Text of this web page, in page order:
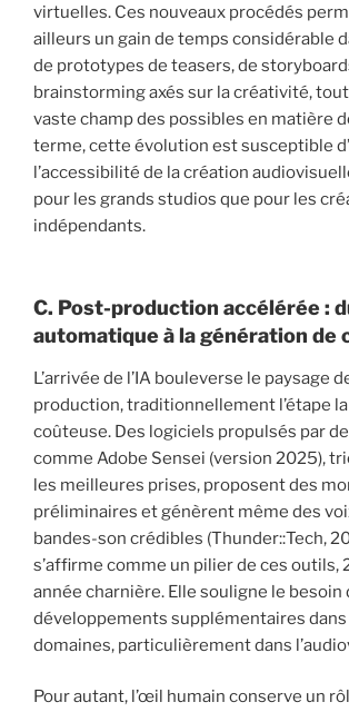
virtuelles. Ces nouveaux procédés
ailleurs un gain de temps considérable
de prototypes de teasers, de
brainstorming axés sur la créativité,
vaste champ des possibles en matière
terme, cette évolution est susceptible
l’accessibilité de la création
pour les grands studios que pour les
indépendants.
C. Post-production accélérée :
automatique à la génération de
L’arrivée de l’IA bouleverse le paysage
production, traditionnellement l’étape
coûteuse. Des logiciels propulsés par
comme Adobe Sensei (version 2025),
les meilleures prises, proposent des
préliminaires et génèrent même des
bandes-son crédibles (Thunder::Tech,
s’affirme comme un pilier de ces outils,
année charnière. Elle souligne le besoin
développements supplémentaires
domaines, particulièrement dans
Pour autant, l’œil humain conserve un